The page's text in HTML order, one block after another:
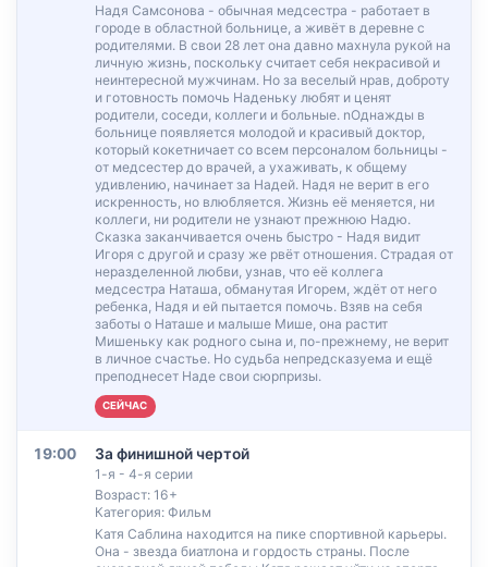
Надя Самсонова - обычная медсестра - работает в
городе в областной больнице, а живёт в деревне с
родителями. В свои 28 лет она давно махнула рукой на
личную жизнь, поскольку считает себя некрасивой и
неинтересной мужчинам. Но за веселый нрав, доброту
и готовность помочь Наденьку любят и ценят
родители, соседи, коллеги и больные. nОднажды в
больнице появляется молодой и красивый доктор,
который кокетничает со всем персоналом больницы -
от медсестер до врачей, а ухаживать, к общему
удивлению, начинает за Надей. Надя не верит в его
искренность, но влюбляется. Жизнь её меняется, ни
коллеги, ни родители не узнают прежнюю Надю.
Сказка заканчивается очень быстро - Надя видит
Игоря с другой и сразу же рвёт отношения. Страдая от
неразделенной любви, узнав, что её коллега
медсестра Наташа, обманутая Игорем, ждёт от него
ребенка, Надя и ей пытается помочь. Взяв на себя
заботы о Наташе и малыше Мише, она растит
Мишеньку как родного сына и, по-прежнему, не верит
в личное счастье. Но судьба непредсказуема и ещё
преподнесет Наде свои сюрпризы.
СЕЙЧАС
19:00 За финишной чертой
1-я - 4-я серии
Возраст: 16+
Категория: Фильм
Катя Саблина находится на пике спортивной карьеры.
Она - звезда биатлона и гордость страны. После